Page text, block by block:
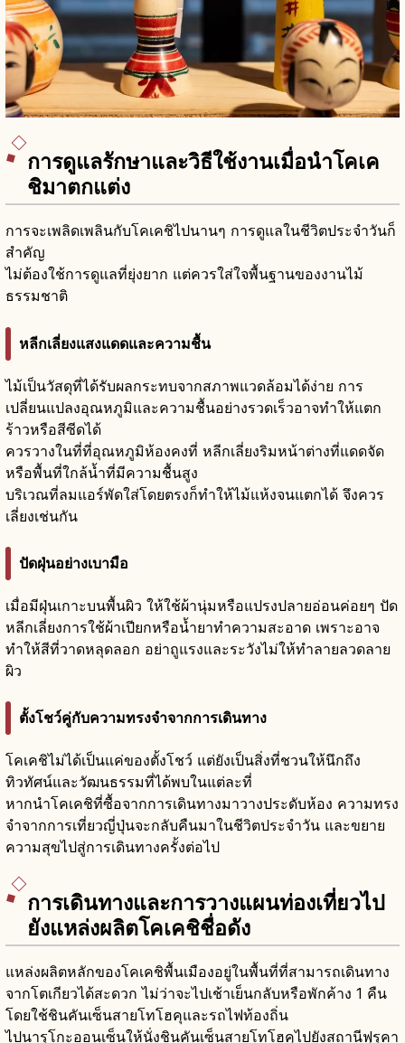
การดูแลรักษาและวิธีใช้งานเมื่อนำโคเค
ชิมาตกแต่ง
การจะเพลิดเพลินกับโคเคชิไปนานๆ การดูแลในชีวิตประจำวันก็
สำคัญ
ไม่ต้องใช้การดูแลที่ยุ่งยาก แต่ควรใส่ใจพื้นฐานของงานไม้
ธรรมชาติ
หลีกเลี่ยงแสงแดดและความชื้น
ไม้เป็นวัสดุที่ได้รับผลกระทบจากสภาพแวดล้อมได้ง่าย การ
เปลี่ยนแปลงอุณหภูมิและความชื้นอย่างรวดเร็วอาจทำให้แตก
ร้าวหรือสีซีดได้
ควรวางในที่ที่อุณหภูมิห้องคงที่ หลีกเลี่ยงริมหน้าต่างที่แดดจัด
หรือพื้นที่ใกล้น้ำที่มีความชื้นสูง
บริเวณที่ลมแอร์พัดใส่โดยตรงก็ทำให้ไม้แห้งจนแตกได้ จึงควร
เลี่ยงเช่นกัน
ปัดฝุ่นอย่างเบามือ
เมื่อมีฝุ่นเกาะบนพื้นผิว ให้ใช้ผ้านุ่มหรือแปรงปลายอ่อนค่อยๆ ปัด
หลีกเลี่ยงการใช้ผ้าเปียกหรือน้ำยาทำความสะอาด เพราะอาจ
ทำให้สีที่วาดหลุดลอก อย่าถูแรงและระวังไม่ให้ทำลายลวดลาย
ผิว
ตั้งโชว์คู่กับความทรงจำจากการเดินทาง
โคเคชิไม่ได้เป็นแค่ของตั้งโชว์ แต่ยังเป็นสิ่งที่ชวนให้นึกถึง
ทิวทัศน์และวัฒนธรรมที่ได้พบในแต่ละที่
หากนำโคเคชิที่ซื้อจากการเดินทางมาวางประดับห้อง ความทรง
จำจากการเที่ยวญี่ปุ่นจะกลับคืนมาในชีวิตประจำวัน และขยาย
ความสุขไปสู่การเดินทางครั้งต่อไป
การเดินทางและการวางแผนท่องเที่ยวไป
ยังแหล่งผลิตโคเคชิชื่อดัง
แหล่งผลิตหลักของโคเคชิพื้นเมืองอยู่ในพื้นที่ที่สามารถเดินทาง
จากโตเกียวได้สะดวก ไม่ว่าจะไปเช้าเย็นกลับหรือพักค้าง 1 คืน
โดยใช้ชินคันเซ็นสายโทโฮคุและรถไฟท้องถิ่น
ไปนารุโกะออนเซ็นให้นั่งชินคันเซ็นสายโทโฮคุไปยังสถานีฟุรุคา